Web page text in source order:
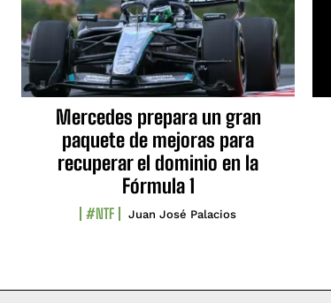
Mercedes prepara un gran
paquete de mejoras para
recuperar el dominio en la
Fórmula 1
#NTF Juan José Palacios